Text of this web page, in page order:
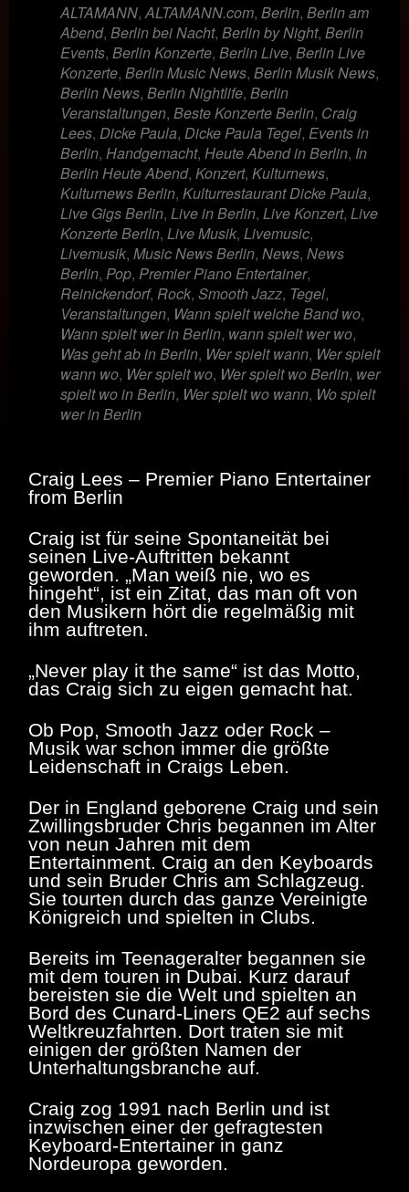
ALTAMANN,ALTAMANN.com, Berlin, Berlin am
Abend, Berlin bei Nacht, Berlin by Night, Berlin
Events, Berlin Konzerte, Berlin Live, Berlin Live
Konzerte, Berlin Music News, Berlin Musik News,
Berlin News, Berlin Nightlife, Berlin
Veranstaltungen, Beste Konzerte Berlin, Craig
Lees, Dicke Paula, Dicke Paula Tegel, Events in
Berlin, Handgemacht, Heute Abend in Berlin, In
Berlin Heute Abend, Konzert, Kulturnews,
Kulturnews Berlin, Kulturrestaurant Dicke Paula,
Live Gigs Berlin, Live in Berlin, Live Konzert, Live
Konzerte Berlin, Live Musik, Livemusic,
Livemusik, Music News Berlin, News, News
Berlin, Pop, Premier Piano Entertainer,
Reinickendorf, Rock, Smooth Jazz, Tegel,
Veranstaltungen, Wann spielt welche Band wo,
Wann spielt wer in Berlin, wann spielt wer wo,
Was geht ab in Berlin, Wer spielt wann, Wer spielt
wann wo, Wer spielt wo, Wer spielt wo Berlin, wer
spielt wo in Berlin, Wer spielt wo wann, Wo spielt
wer in Berlin
Craig Lees – Premier Piano Entertainer
from Berlin
Craig ist für seine Spontaneität bei
seinen Live-Auftritten bekannt
geworden. „Man weiß nie, wo es
hingeht“, ist ein Zitat, das man oft von
den Musikern hört die regelmäßig mit
ihm auftreten.
„Never play it the same“ ist das Motto,
das Craig sich zu eigen gemacht hat.
Ob Pop, Smooth Jazz oder Rock –
Musik war schon immer die größte
Leidenschaft in Craigs Leben.
Der in England geborene Craig und sein
Zwillingsbruder Chris begannen im Alter
von neun Jahren mit dem
Entertainment. Craig an den Keyboards
und sein Bruder Chris am Schlagzeug.
Sie tourten durch das ganze Vereinigte
Königreich und spielten in Clubs.
Bereits im Teenageralter begannen sie
mit dem touren in Dubai. Kurz darauf
bereisten sie die Welt und spielten an
Bord des Cunard-Liners QE2 auf sechs
Weltkreuzfahrten. Dort traten sie mit
einigen der größten Namen der
Unterhaltungsbranche auf.
Craig zog 1991 nach Berlin und ist
inzwischen einer der gefragtesten
Keyboard-Entertainer in ganz
Nordeuropa geworden.